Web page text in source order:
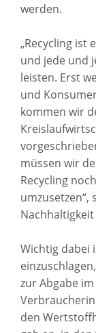
werden.
„Recycling ist
und jede und
leisten. Erst
und
kommen wir
müssen wir
Recycling
umzusetzen“,
Wichtig dabei
zur Abgabe
den